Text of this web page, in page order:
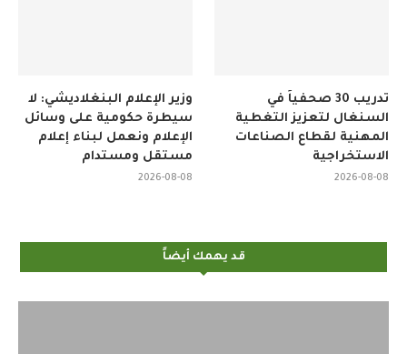
وزير الإعلام البنغلاديشي: لا
سيطرة حكومية على وسائل
الإعلام ونعمل لبناء إعلام
مستقل ومستدام
2026-08-08
تدريب 30 صحفياً في
السنغال لتعزيز التغطية
المهنية لقطاع الصناعات
الاستخراجية
2026-08-08
قد يهمك أيضاً